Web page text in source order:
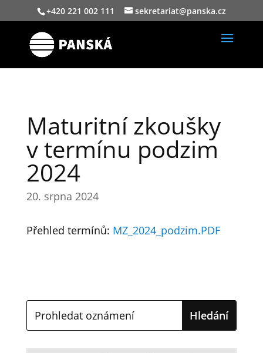
+420 221 002 111 sekretariat@panska.cz
Maturitní zkoušky
v termínu podzim
2024
20. srpna 2024
Přehled termínů: MZ_2024_podzim.PDF